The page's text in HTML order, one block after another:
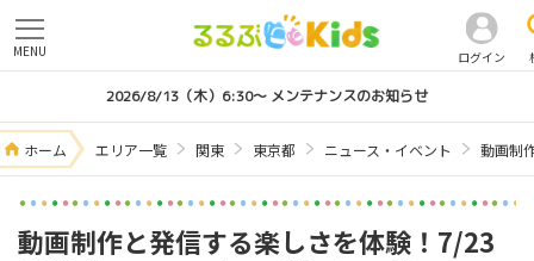
ログイン
MENU
2026/8/13（木）6:30～ メンテナンスのお知らせ
ホーム エリア一覧 関東 東京都 ニュース・イベント 動画制
動画制作と発信する楽しさを体験！7/23